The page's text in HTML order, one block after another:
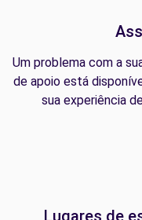
Um problema com a
de apoio está
sua experiência
Lugares de